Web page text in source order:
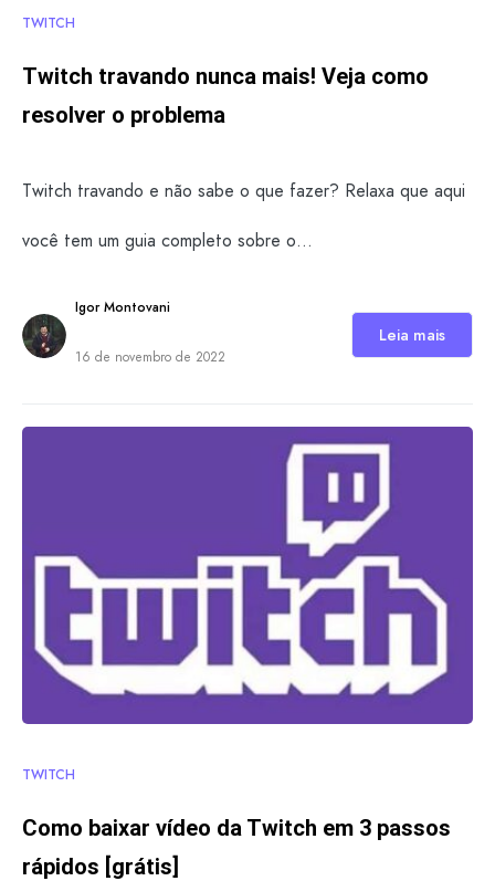
TWITCH
Twitch travando nunca mais! Veja como
resolver o problema
Twitch travando e não sabe o que fazer? Relaxa que aqui
você tem um guia completo sobre o…
Igor Montovani
16 de novembro de 2022
Leia mais
TWITCH
Como baixar vídeo da Twitch em 3 passos
rápidos [grátis]